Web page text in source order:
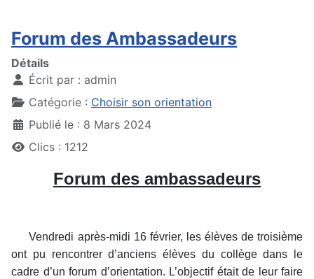
Forum des Ambassadeurs
Détails
Écrit par : admin
Catégorie : Choisir son orientation
Publié le : 8 Mars 2024
Clics : 1212
Forum des ambassadeurs
Vendredi après-midi 16 février, les élèves de troisième
ont pu rencontrer d’anciens élèves du collège dans le
cadre d’un forum d’orientation. L’objectif était de leur faire